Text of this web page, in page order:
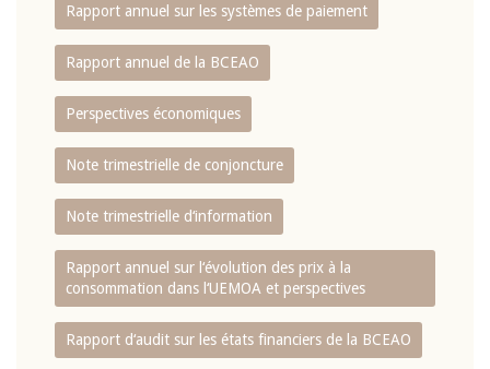
Rapport annuel sur les systèmes de paiement
Rapport annuel de la BCEAO
Perspectives économiques
Note trimestrielle de conjoncture
Note trimestrielle d‘information
Rapport annuel sur l‘évolution des prix à la
consommation dans l‘UEMOA et perspectives
Rapport d‘audit sur les états financiers de la BCEAO